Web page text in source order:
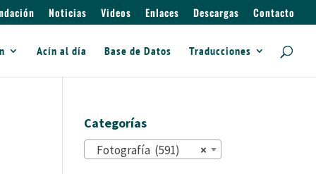
Noticias Videos Enlaces Descargas Contacto
Acín al día Base de Datos Traducciones
Categorías
×
Fotografía (591)